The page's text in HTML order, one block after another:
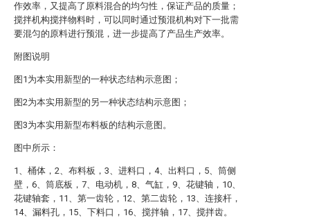
作效率，又提高了原料混合的均匀性，保证产品的质量；
搅拌机构搅拌物料时，可以同时通过预混机构对下一批需
要混匀的原料进行预混，进一步提高了产品生产效率。
附图说明
图1为本实用新型的一种状态结构示意图；
图2为本实用新型的另一种状态结构示意图；
图3为本实用新型布料板的结构示意图。
图中所示：
1、桶体，2、布料板，3、进料口，4、出料口，5、筒侧
壁，6、筒底板，7、电动机，8、气缸，9、花键轴，10、
花键轴套，11、第一齿轮，12、第二齿轮，13、连接杆，
14、漏料孔，15、下料口，16、搅拌轴，17、搅拌齿。